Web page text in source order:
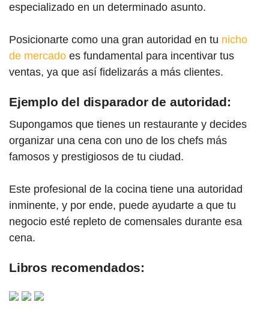
especializado en un determinado asunto.
Posicionarte como una gran autoridad en tu nicho
de mercado es fundamental para incentivar tus
ventas, ya que así fidelizarás a más clientes.
Ejemplo del disparador de autoridad:
Supongamos que tienes un restaurante y decides
organizar una cena con uno de los chefs más
famosos y prestigiosos de tu ciudad.
Este profesional de la cocina tiene una autoridad
inminente, y por ende, puede ayudarte a que tu
negocio esté repleto de comensales durante esa
cena.
Libros recomendados: